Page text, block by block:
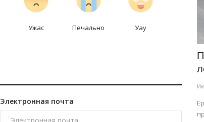
Ужас Печально Уау
Электронная почта
Авг 4, 2026 0 134
Горожанок ждут полезные советы.